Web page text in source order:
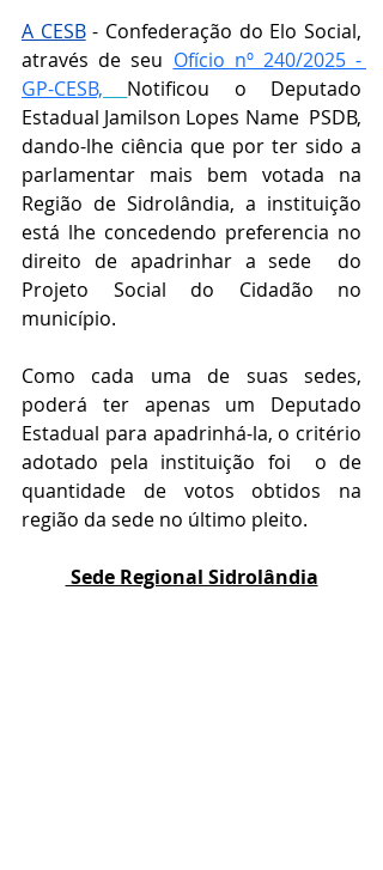
A CESB - Confederação do Elo Social,
através de seu Ofício nº 240/2025 -
GP-CESB,
Notificou o Deputado
Estadual Jamilson Lopes Name  PSDB,
dando-lhe ciência que por ter sido a
parlamentar mais bem votada na
Região de Sidrolândia, a instituição
está lhe concedendo preferencia no
direito de apadrinhar a sede  do
Projeto Social do Cidadão no
município.
Como cada uma de suas sedes,
poderá ter apenas um Deputado
Estadual para apadrinhá-la, o critério
adotado pela instituição foi  o de
quantidade de votos obtidos na
região da sede no último pleito.
Sede Regional Sidrolândia